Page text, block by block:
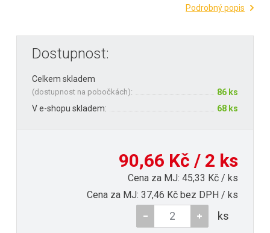
Podrobný popis
Dostupnost:
Celkem skladem
(dostupnost na pobočkách):
86 ks
V e-shopu skladem:
68 ks
90,66 Kč / 2 ks
Cena za MJ: 45,33 Kč / ks
Cena za MJ: 37,46 Kč bez DPH / ks
ks